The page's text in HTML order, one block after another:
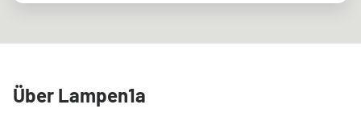
Über Lampen1a